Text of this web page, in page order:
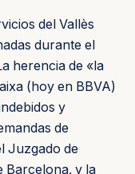
del Vallès
durante el
herencia de «la
(hoy en BBVA)
y
de
Juzgado de
Barcelona, y la